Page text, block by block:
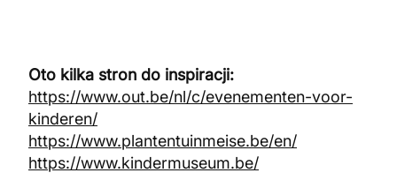
Oto kilka stron do inspiracji:
https://www.out.be/nl/c/evenementen-voor-
kinderen/
https://www.plantentuinmeise.be/en/
https://www.kindermuseum.be/